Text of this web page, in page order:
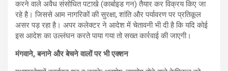
करने वाले अवैध संसोधित पटाखे (कार्बाइड गन) तैयार कर विक्रय किए जा
रहे है। जिससे आम नागरिकों की सुरक्षा, शांति और पर्यावरण पर प्रतिकूल
असर पड़ रहा है। अपर कलेक्टर ने आदेश में चेतावनी भी दी है कि यदि कोई
इस आदेश का उल्लंघन करते पाया गया तो सख्त कार्रवाई की जाएगी।
मंगवाने, बनाने और बेचने वालों पर भी एक्शन